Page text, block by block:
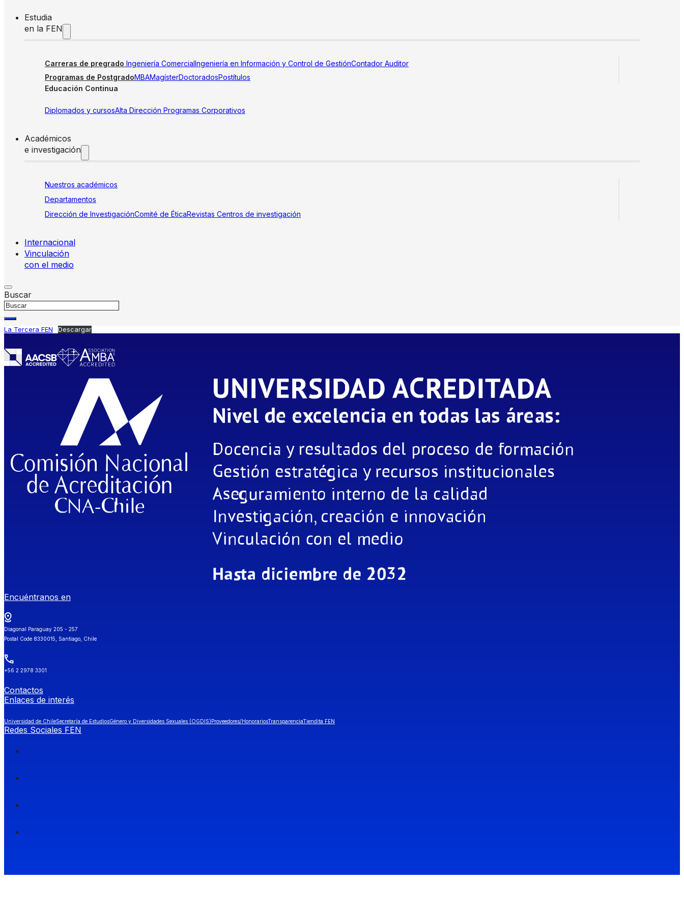
Estudia
en la FEN
Carreras de pregrado Ingeniería ComercialIngeniería en Información y Control de GestiónContador Auditor
Programas de PostgradoMBAMagísterDoctoradosPostítulos
Educación Continua
Diplomados y cursosAlta Dirección Programas Corporativos
Académicos
e investigación
Nuestros académicos
Departamentos
Dirección de InvestigaciónComité de ÉticaRevistas Centros de investigación
Internacional
Vinculación
con el medio
Buscar
La Tercera FEN Descargar
Encuéntranos en
Diagonal Paraguay 205 - 257
Postal Code 8330015, Santiago, Chile
+56 2 2978 3301
Contactos
Enlaces de interés
Universidad de ChileSecretaría de EstudiosGénero y Diversidades Sexuales (OGDIS)Proveedores/HonorariosTransparenciaTiendita FEN
Redes Sociales FEN